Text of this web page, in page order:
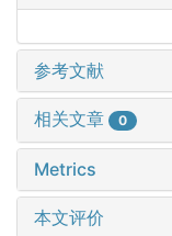
参考文献
相关文章 0
Metrics
本文评价